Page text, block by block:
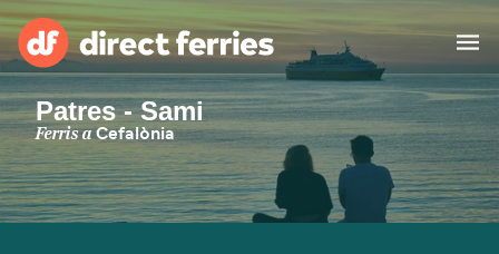
Països
Bitllets de Ferry
Patres - Sami
Ferris aCefalònia